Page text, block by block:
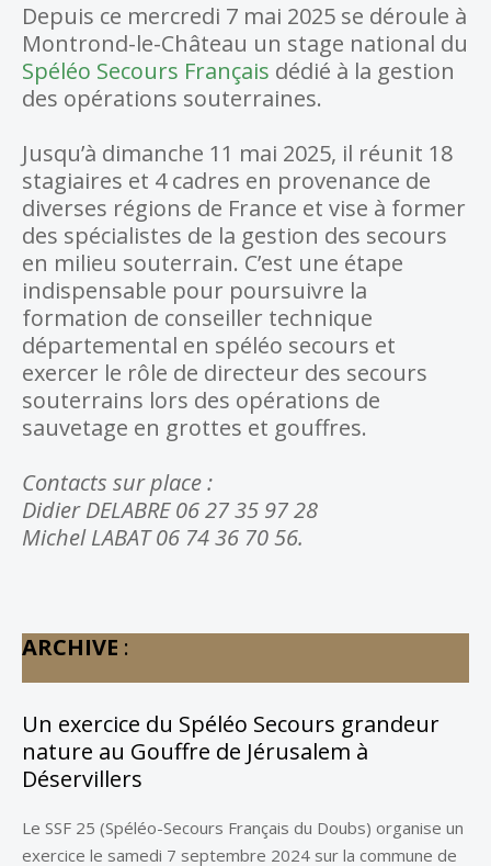
Depuis ce mercredi 7 mai 2025 se déroule à
Montrond-le-Château un stage national du
Spéléo Secours Français dédié à la gestion
des opérations souterraines.
Jusqu’à dimanche 11 mai 2025, il réunit 18
stagiaires et 4 cadres en provenance de
diverses régions de France et vise à former
des spécialistes de la gestion des secours
en milieu souterrain. C’est une étape
indispensable pour poursuivre la
formation de conseiller technique
départemental en spéléo secours et
exercer le rôle de directeur des secours
souterrains lors des opérations de
sauvetage en grottes et gouffres.
Contacts sur place :
Didier DELABRE 06 27 35 97 28
Michel LABAT 06 74 36 70 56.
ARCHIVE :
Un exercice du Spéléo Secours grandeur
nature au Gouffre de Jérusalem à
Déservillers
Le SSF 25 (Spéléo-Secours Français du Doubs) organise un
exercice le samedi 7 septembre 2024 sur la commune de